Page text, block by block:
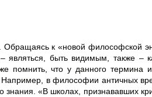
к «новой философской
являться, быть видимым, также –
помнить, что у данного
в философии античных
знания. «В школах, признававших